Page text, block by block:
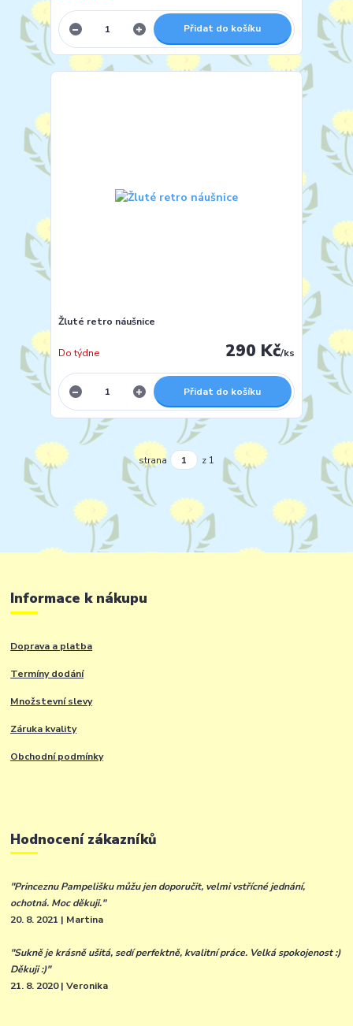
Přidat do košíku
Žluté retro náušnice
290 Kč/ks
Do týdne
Přidat do košíku
strana z 1
Informace k nákupu
Doprava a platba
Termíny dodání
Množstevní slevy
Záruka kvality
Obchodní podmínky
Hodnocení zákazníků
"Princeznu Pampelišku můžu jen doporučit, velmi vstřícné jednání,
ochotná. Moc děkuji."
20. 8. 2021 | Martina
"Sukně je krásně ušitá, sedí perfektně, kvalitní práce. Velká spokojenost :)
Děkuji :)"
21. 8. 2020 | Veronika